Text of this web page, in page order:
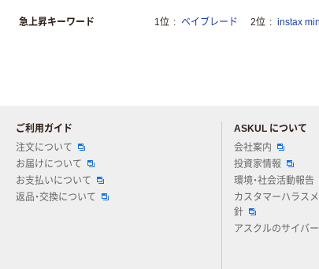
急上昇キーワード 1位 ベイブレード 2位 instax
ご利用ガイド
注文について
お届けについて
お支払いについて
返品・交換について
ASKUL について
会社案内
投資家情報
環境・社会活動報告
カスタマーハラス
針
アスクルのサイバ